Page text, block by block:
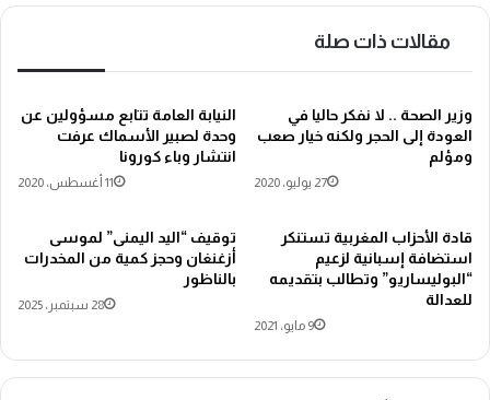
مقالات ذات صلة
النيابة العامة تتابع مسؤولين عن
وحدة لصبير الأسماك عرفت
انتشار وباء كورونا
11 أغسطس، 2020
وزير الصحة .. لا نفكر حاليا في
العودة إلى الحجر ولكنه خيار صعب
ومؤلم
27 يوليو، 2020
توقيف “اليد اليمنى” لموسى
أزغنغان وحجز كمية من المخدرات
بالناظور
28 سبتمبر، 2025
قادة الأحزاب المغربية تستنكر
استضافة إسبانية لزعيم
“البوليساريو” وتطالب بتقديمه
للعدالة
9 مايو، 2021